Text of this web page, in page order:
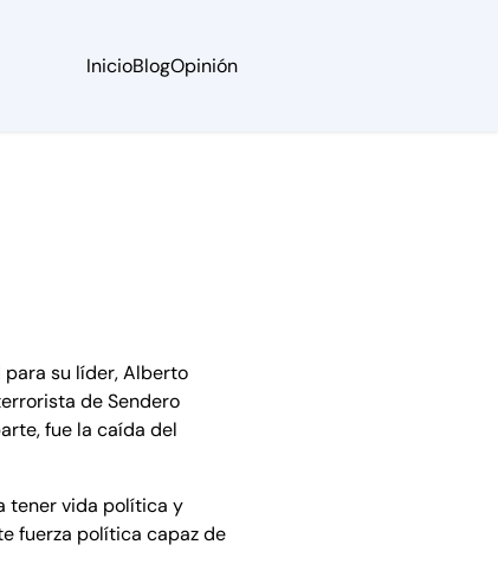
InicioBlogOpinión
su líder, Alberto
de Sendero
fue la caída del
tener vida política y
fuerza política capaz de